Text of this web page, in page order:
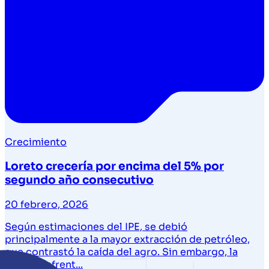
Crecimiento
Loreto crecería por encima del 5% por
segundo año consecutivo
20 febrero, 2026
Según estimaciones del IPE, se debió
principalmente a la mayor extracción de petróleo,
que contrastó la caída del agro. Sin embargo, la
región enfrent...